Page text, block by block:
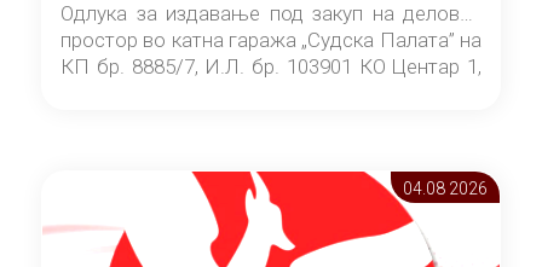
Одлука за издавање под закуп на деловен
простор во катна гаража „Судска Палата” на
КП бр. 8885/7, И.Л. бр. 103901 КО Центар 1,
Скопје” број 9/2026), за времетраење од 3
(три) години од денот на потпишувањето на
Договорот за закуп со најповолниот
понудувач.
04.08 2026